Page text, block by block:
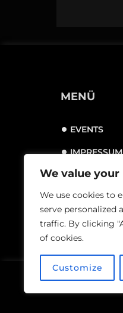
We value
We use cookies to
serve personalized
traffic. By clicking
of cookies.
Customize
MENÜ
EVENTS
IMPRESSUM
© Index, 2024.